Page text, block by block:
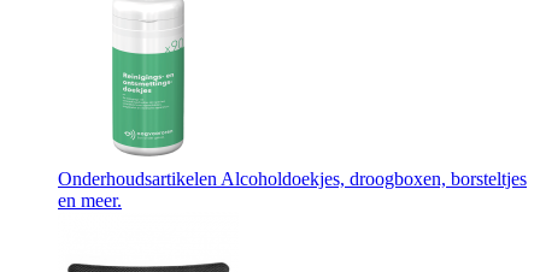
Onderhoudsartikelen Alcoholdoekjes, droogboxen, borsteltjes
en meer.